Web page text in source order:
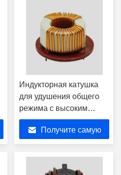
Индукторная катушка
для удушения общего
режима с высоким
током и низкими
потерями мощности
Получите самую